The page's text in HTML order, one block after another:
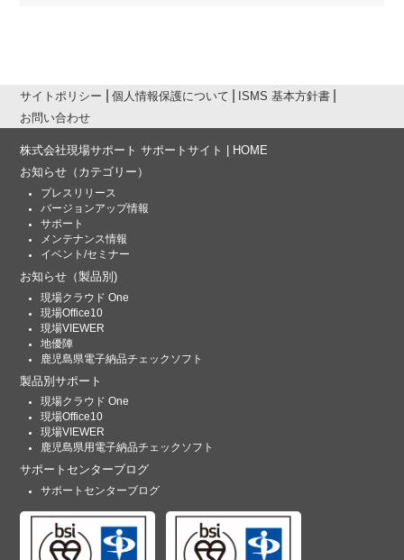
サイトポリシー 個人情報保護について
ISMS 基本方針書
お問い合わせ
株式会社現場サポート サポートサイト | HOME
お知らせ （カテゴリー）
プレスリリース
バージョンアップ情報
サポート
メンテナンス情報
イベント/セミナー
お知らせ （製品別)
現場クラウド One
現場Office10
現場VIEWER
地優陣
鹿児島県電子納品チェックソフト
製品別サポート
現場クラウド One
現場Office10
現場VIEWER
鹿児島県用電子納品チェックソフト
サポートセンターブログ
サポートセンターブログ